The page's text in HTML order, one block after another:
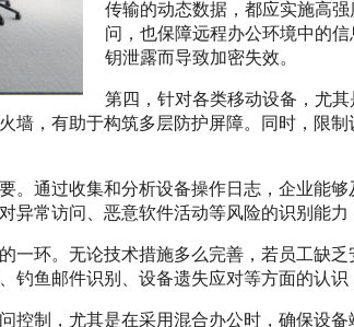
传输的动态数据，都应实施高
问，也保障远程办公环境中的
钥泄露而导致加密失效。
第四，针对各类移动设备，尤
墙，有助于构筑多层防护屏障。同时，限
。通过收集和分析设备操作日志，企业能
常访问、恶意软件活动等风险的识别能力
一环。无论技术措施多么完善，若员工缺
钓鱼邮件识别、设备遗失应对等方面的认识
控制，尤其是在采用混合办公时，确保设